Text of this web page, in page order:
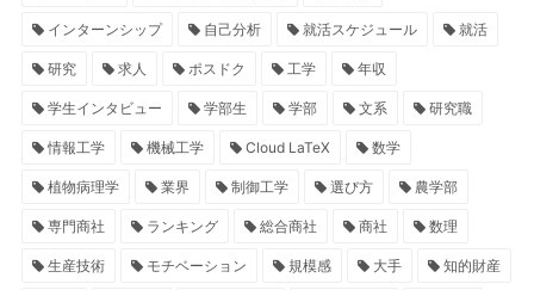
インターンシップ 自己分析 就活スケジュール 就活
研究 求人 ポスドク 工学 年収
学生インタビュー 学部生 学部 文系 研究職
情報工学 機械工学 Cloud LaTeX 数学
植物病理学 業界 制御工学 選び方 農学部
専門商社 ランキング 総合商社 商社 数理
生産技術 モチベーション 規模感 大手 知的財産